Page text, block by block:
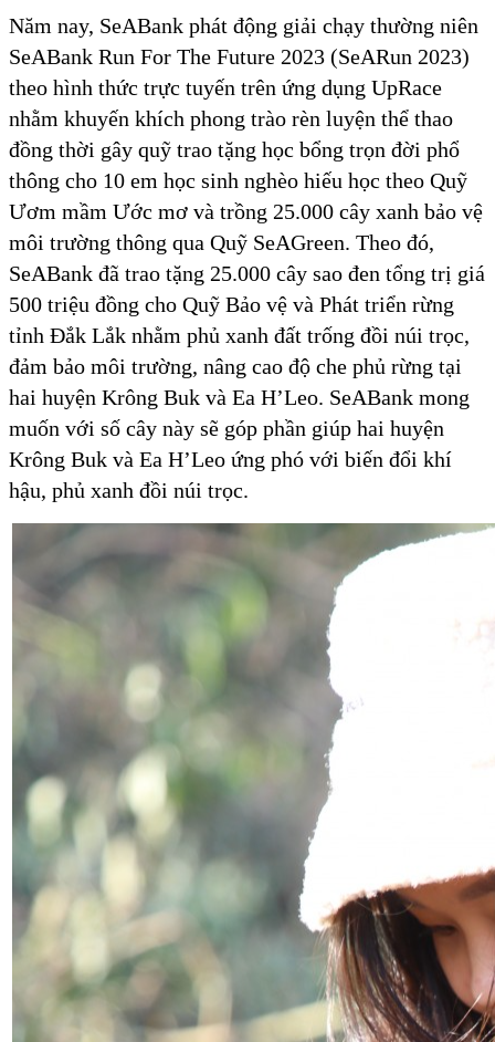
Năm nay, SeABank phát động giải chạy thường niên
SeABank Run For The Future 2023 (SeARun 2023)
theo hình thức trực tuyến trên ứng dụng UpRace
nhằm khuyến khích phong trào rèn luyện thể thao
đồng thời gây quỹ trao tặng học bổng trọn đời phổ
thông cho 10 em học sinh nghèo hiếu học theo Quỹ
Ươm mầm Ước mơ và trồng 25.000 cây xanh bảo vệ
môi trường thông qua Quỹ SeAGreen. Theo đó,
SeABank đã trao tặng 25.000 cây sao đen tổng trị giá
500 triệu đồng cho Quỹ Bảo vệ và Phát triển rừng
tỉnh Đắk Lắk nhằm phủ xanh đất trống đồi núi trọc,
đảm bảo môi trường, nâng cao độ che phủ rừng tại
hai huyện Krông Buk và Ea H’Leo. SeABank mong
muốn với số cây này sẽ góp phần giúp hai huyện
Krông Buk và Ea H’Leo ứng phó với biến đổi khí
hậu, phủ xanh đồi núi trọc.